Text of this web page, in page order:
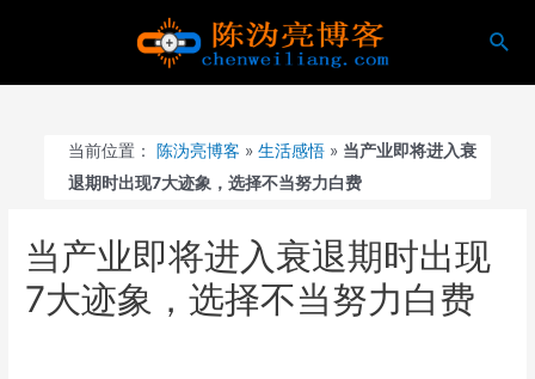
搜
当前位置： 陈沩亮博客 »生活感悟 » 当产业即将进入衰
退期时出现7大迹象，选择不当努力白费
当产业即将进入衰退期时出现
7大迹象，选择不当努力白费